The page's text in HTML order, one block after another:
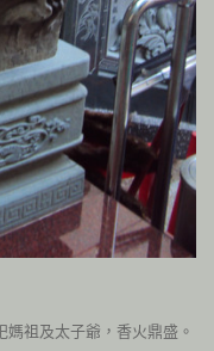
祖及太子爺，香火鼎盛。